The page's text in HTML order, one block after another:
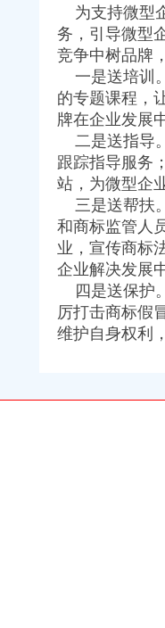
出口权）
册）
权)
（增资）
册）
权）
出口权）
册）
关办法
点问题
期工作
开展考核考察工作
成效
务区域经济发展
争优
资4.8亿元
为支持微型
务，引导微型
竞争中树品牌
一是送培训
的专题课程，
牌在企业发展
二是送指导
跟踪指导服务
站，为微型企
三是送帮扶
和商标监管人
业，宣传商标
企业解决发展
四是送保护
厉打击商标假
维护自身权利